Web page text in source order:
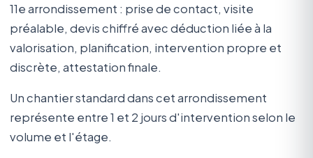
11e arrondissement : prise de contact, visite
préalable, devis chiffré avec déduction liée à la
valorisation, planification, intervention propre et
discrète, attestation finale.
Un chantier standard dans cet arrondissement
représente entre 1 et 2 jours d'intervention selon le
volume et l'étage.